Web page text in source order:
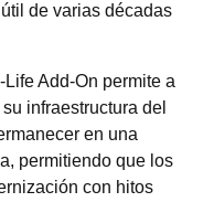
de varias décadas
Add-On permite a
infraestructura del
en una
permitiendo que los
con hitos